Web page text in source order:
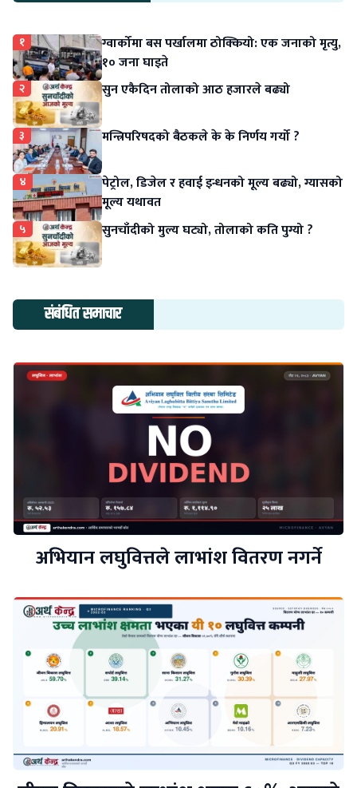
१
ग्वार्कोमा बस पर्खालमा ठोक्कियो: एक जनाको मृत्यु,
१० जना घाइते
२ सुन एकैदिन तोलाको आठ हजारले बढ्यो
३ मन्त्रिपरिषदको बैठकले के के निर्णय गर्यो ?
४
पेट्रोल, डिजेल र हवाई इन्धनको मूल्य बढ्यो, ग्यासको
मूल्य यथावत
५ सुनचाँदीको मुल्य घट्यो, तोलाको कति पुग्यो ?
संबंधित समाचार
अभियान लघुवित्तले लाभांश वितरण नगर्ने